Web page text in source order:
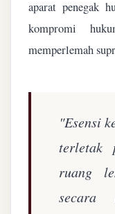
aparat penegak
kompromi
memperlemah
"Esensi
terletak
ruang
secara